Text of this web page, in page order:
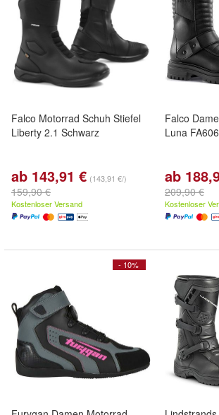
Falco Motorrad Schuh Stiefel
Liberty 2.1 Schwarz
ab 143,91 € (143,91 €/)
159,90 €
Kostenloser Versand
Falco
Luna
ab
209,90 €
Kostenloser
- 10%